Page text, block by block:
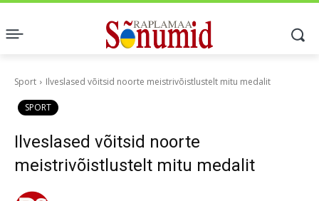
Sport Ilveslased võitsid noorte meistrivõistlustelt mitu medalit
SPORT
Ilveslased võitsid noorte
meistrivõistlustelt mitu medalit